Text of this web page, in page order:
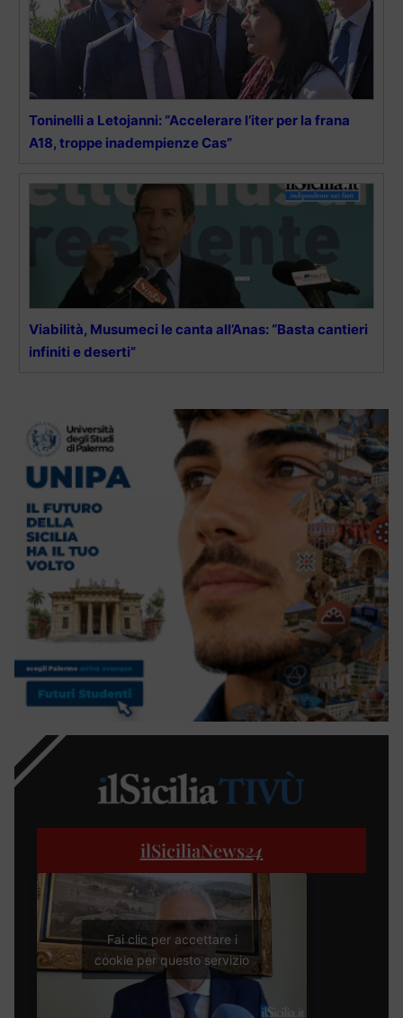
Toninelli a Letojanni: “Accelerare l’iter per la frana
A18, troppe inadempienze Cas”
Viabilità, Musumeci le canta all’Anas: “Basta cantieri
infiniti e deserti”
ilSiciliaNews24
Fai clic per accettare i
cookie per questo servizio